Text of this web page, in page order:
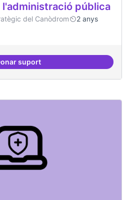
pública
del Canòdrom
2 anys
suport
Digitalització de l'administració